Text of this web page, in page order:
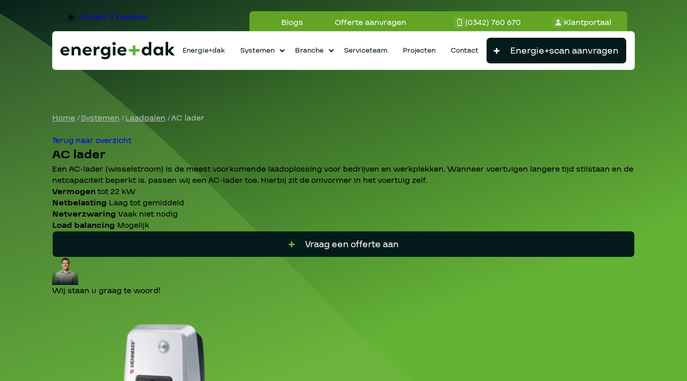
4.5 van 17 reviews Blogs Offerte aanvragen (0342) 760 670 Klantportaal
Energie+dak Systemen Branche Serviceteam Projecten Contact Energie+scan aanvragen
Home/Systemen /Laadpalen /AC lader
Terug naar overzicht
AC lader
Een AC-lader (wisselstroom) is de meest voorkomende laadoplossing voor bedrijven en werkplekken. Wanneer voertuigen langere tijd stilstaan en de
netcapaciteit beperkt is, passen wij een AC-lader toe. Hierbij zit de omvormer in het voertuig zelf.
Vermogentot 22 kW
Netbelasting Laag tot gemiddeld
Netverzwaring Vaak niet nodig
Load balancing Mogelijk
Vraag een offerte aan
Wij staan u graag te woord!